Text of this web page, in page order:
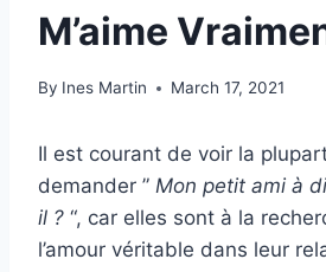
M’aime
By Ines Martin March 17, 2021
Il est courant de voir la
demander ” Mon petit ami à
il ? “, car elles sont à la
l’amour véritable dans leur